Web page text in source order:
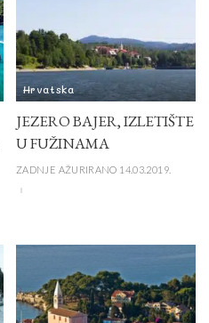
Hrvatska
JEZERO BAJER, IZLETIŠTE
U FUŽINAMA
ZADNJE AŽURIRANO 14.03.2019.